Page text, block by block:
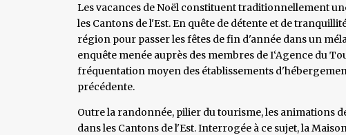
Les vacances de Noël constituent traditionnellement
les Cantons de l'Est. En quête de détente et de
région pour passer les fêtes de fin d'année dans un
enquête menée auprès des membres de I‘Agence du
fréquentation moyen des établissements
précédente.
Outre la randonnée, pilier du tourisme, les animations
dans les Cantons de l'Est. Interrogée à ce sujet, la